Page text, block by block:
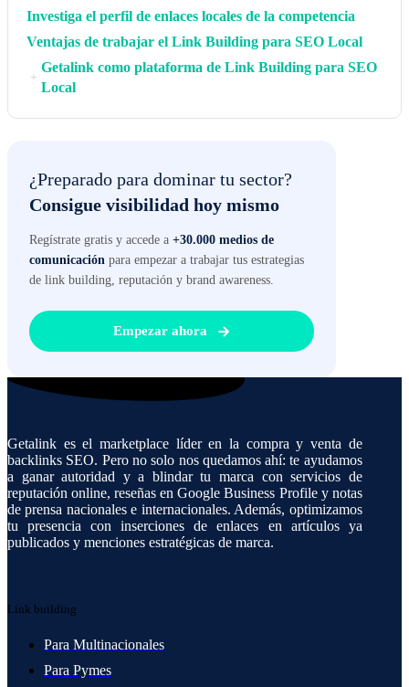
Investiga el perfil de enlaces locales de la competencia
Ventajas de trabajar el Link Building para SEO Local
+
Getalink como plataforma de Link Building para SEO
Local
¿Preparado para dominar tu sector?
Consigue visibilidad hoy mismo
Regístrate gratis y accede a +30.000 medios de
comunicación para empezar a trabajar tus estrategias
de link building, reputación y brand awareness.
Empezar ahora
Getalink es el marketplace líder en la compra y venta de
backlinks SEO. Pero no solo nos quedamos ahí: te ayudamos
a ganar autoridad y a blindar tu marca con servicios de
reputación online, reseñas en Google Business Profile y notas
de prensa nacionales e internacionales. Además, optimizamos
tu presencia con inserciones de enlaces en artículos ya
publicados y menciones estratégicas de marca.
Link building
Para Multinacionales
Para Pymes